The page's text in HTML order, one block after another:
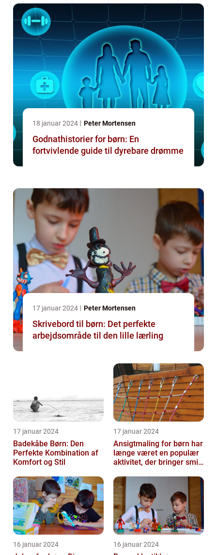
18 januar 2024 Peter Mortensen
Godnathistorier for børn: En
fortvivlende guide til dyrebare drømme
17 januar 2024 Peter Mortensen
Skrivebord til børn: Det perfekte
arbejdsområde til den lille lærling
17 januar 2024
Badekåbe Børn: Den
Perfekte Kombination af
Komfort og Stil
17 januar 2024
Ansigtmaling for børn har
længe været en populær
aktivitet, der bringer smil
16 januar 2024 16 januar 2024